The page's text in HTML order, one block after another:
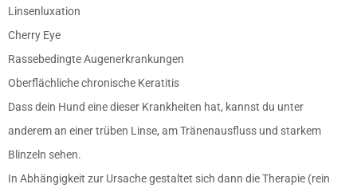
Linsenluxation
Cherry Eye
Rassebedingte Augenerkrankungen
Oberflächliche chronische Keratitis
Dass dein Hund eine dieser Krankheiten hat, kannst du unter
anderem an einer trüben Linse, am Tränenausfluss und starkem
Blinzeln sehen.
In Abhängigkeit zur Ursache gestaltet sich dann die Therapie (rein